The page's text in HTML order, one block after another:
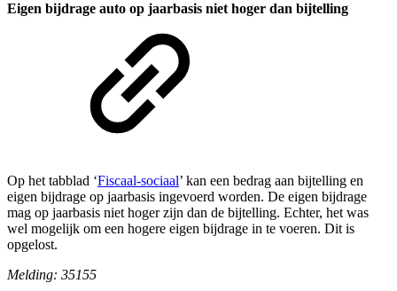
Eigen bijdrage auto op jaarbasis niet hoger dan bijtelling
Op het tabblad ‘Fiscaal-sociaal’ kan een bedrag aan bijtelling en
eigen bijdrage op jaarbasis ingevoerd worden. De eigen bijdrage
mag op jaarbasis niet hoger zijn dan de bijtelling. Echter, het was
wel mogelijk om een hogere eigen bijdrage in te voeren. Dit is
opgelost.
Melding: 35155